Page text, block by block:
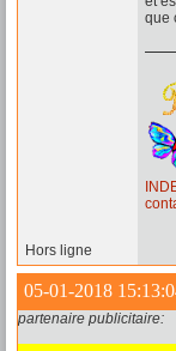
que
Hors ligne
05-01-2018
partenaire publicitaire: